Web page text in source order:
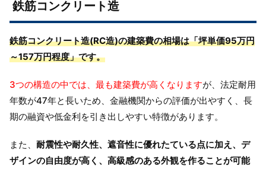
鉄筋コンクリート造
鉄筋コンクリート造(RC造)の建築費の相場は「坪単価95万円
～157万円程度」です。
3つの構造の中では、最も建築費が高くなりますが、法定耐用
年数が47年と長いため、金融機関からの評価が出やすく、長
期の融資や低金利を引き出しやすい特徴があります。
また、 耐震性や耐久性、遮音性に優れたている点に加え、デ
ザインの自由度が高く、高級感のある外観を作ることが可能